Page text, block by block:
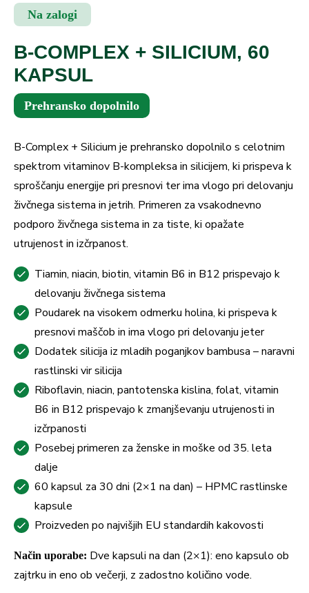
Na zalogi
B-COMPLEX + SILICIUM, 60
KAPSUL
Prehransko dopolnilo
B-Complex + Silicium je prehransko dopolnilo s celotnim
spektrom vitaminov B-kompleksa in silicijem, ki prispeva k
sproščanju energije pri presnovi ter ima vlogo pri delovanju
živčnega sistema in jetrih. Primeren za vsakodnevno
podporo živčnega sistema in za tiste, ki opažate
utrujenost in izčrpanost.
Tiamin, niacin, biotin, vitamin B6 in B12 prispevajo k
delovanju živčnega sistema
Poudarek na visokem odmerku holina, ki prispeva k
presnovi maščob in ima vlogo pri delovanju jeter
Dodatek silicija iz mladih poganjkov bambusa – naravni
rastlinski vir silicija
Riboflavin, niacin, pantotenska kislina, folat, vitamin
B6 in B12 prispevajo k zmanjševanju utrujenosti in
izčrpanosti
Posebej primeren za ženske in moške od 35. leta
dalje
60 kapsul za 30 dni (2×1 na dan) – HPMC rastlinske
kapsule
Proizveden po najvišjih EU standardih kakovosti
Način uporabe: Dve kapsuli na dan (2×1): eno kapsulo ob
zajtrku in eno ob večerji, z zadostno količino vode.